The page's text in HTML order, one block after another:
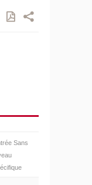
Sans